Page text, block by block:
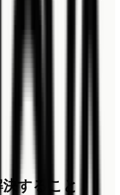
すること